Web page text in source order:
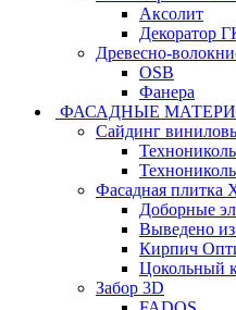
Аксолит
Декоратор
Древесно-
OSB
Фанера
ФАСАДНЫЕ
Сайдинг
Фасадная
Доборные
Выведено из
Кирпич
Цокольный
Забор 3D